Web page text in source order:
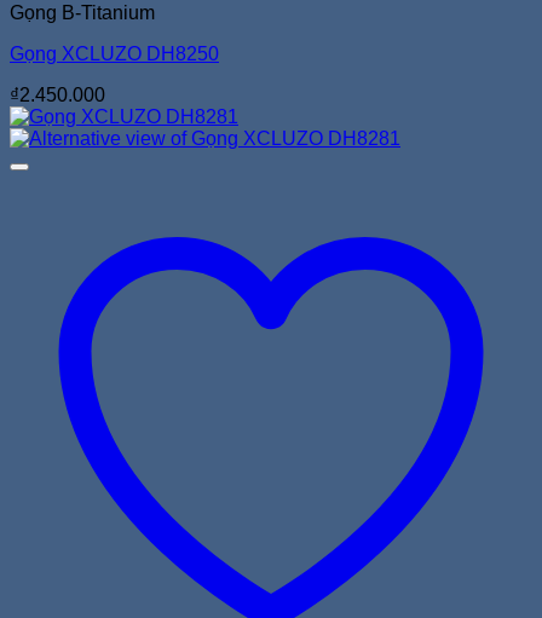
Gọng B-Titanium
Gọng XCLUZO DH8250
₫2.450.000